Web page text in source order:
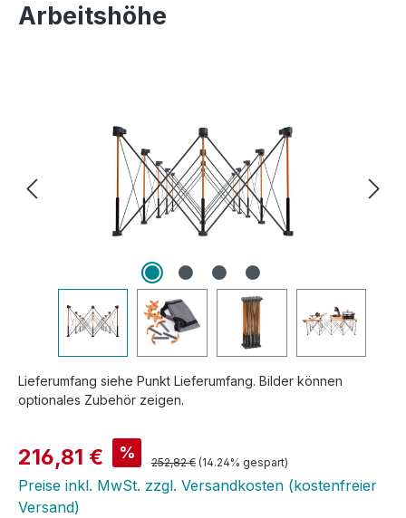
Arbeitshöhe
Lieferumfang siehe Punkt Lieferumfang. Bilder können
optionales Zubehör zeigen.
Verkaufspreis:
216,81 € % Regulärer Preis:
252,82 € (14.24% gespart)
Preise inkl. MwSt. zzgl. Versandkosten (kostenfreier
Versand)